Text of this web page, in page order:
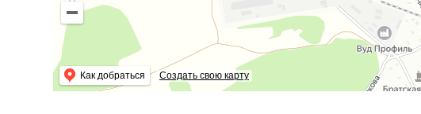
Как добраться Создать свою карту